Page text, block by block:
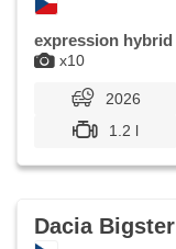
Fahrersitz,
LED, Heck LED
Warnflutlicht,
Autoradio, digitální
beheizte Spiegel,
Rücksitzbank,
zatmavená zadní
Ausziehbare
x10
expression hybrid
2026
1.2 l
Dacia Bigster